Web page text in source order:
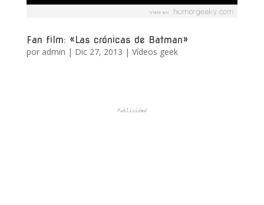
Fan film: «Las crónicas de Batman»
por admin | Dic 27, 2013 | Vídeos geek
Publicidad